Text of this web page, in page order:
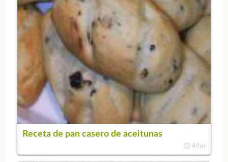
Receta de pan casero de aceitunas
49m